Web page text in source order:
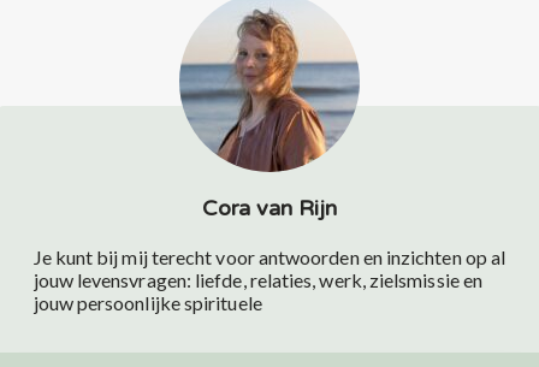
Cora van Rijn
Je kunt bij mij terecht voor antwoorden en inzichten op al
jouw levensvragen: liefde, relaties, werk, zielsmissie en
jouw persoonlijke spirituele